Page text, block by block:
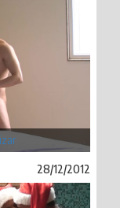
28/12/2012